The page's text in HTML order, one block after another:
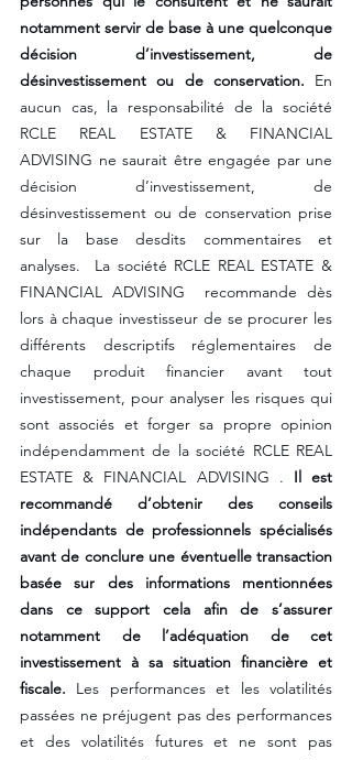
notamment servir de base à une quelconque
décision d’investissement, de
désinvestissement ou de conservation. En
aucun cas, la responsabilité de la société
RCLE REAL ESTATE & FINANCIAL
ADVISING ne saurait être engagée par une
décision d’investissement, de
désinvestissement ou de conservation prise
sur la base desdits commentaires et
analyses.  La société RCLE REAL ESTATE &
FINANCIAL ADVISING  recommande dès
lors à chaque investisseur de se procurer les
différents descriptifs réglementaires de
chaque produit financier avant tout
investissement, pour analyser les risques qui
sont associés et forger sa propre opinion
indépendamment de la société RCLE REAL
ESTATE & FINANCIAL ADVISING . Il est
recommandé d’obtenir des conseils
indépendants de professionnels spécialisés
avant de conclure une éventuelle transaction
basée sur des informations mentionnées
dans ce support cela afin de s’assurer
notamment de l’adéquation de cet
investissement à sa situation financière et
fiscale. Les performances et les volatilités
passées ne préjugent pas des performances
et des volatilités futures et ne sont pas